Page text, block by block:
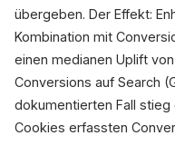
übergeben. Der Effekt:
Kombination mit
einen medianen Uplift
Conversions auf Search
dokumentierten Fall
Cookies erfassten